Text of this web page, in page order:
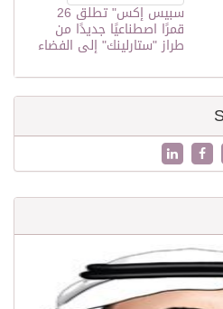
سبيس إكس" تطلق 26
قمرًا اصطناعيًا جديدًا من
طراز "ستارلينك" إلى الفضاء